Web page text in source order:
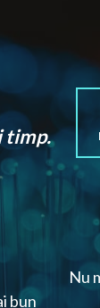
timp.
bun
Nu